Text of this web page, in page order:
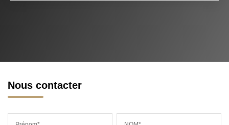
Nous contacter